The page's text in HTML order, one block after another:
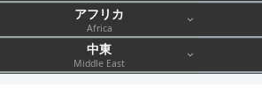
アフリカ
Africa
中東
Middle East